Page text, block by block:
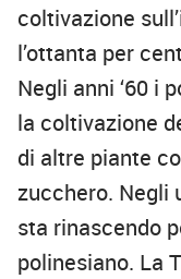
coltivazione
l’ottanta per
Negli anni ‘60 i
la coltivazione
di altre piante
zucchero. Negli
sta rinascendo
polinesiano. La